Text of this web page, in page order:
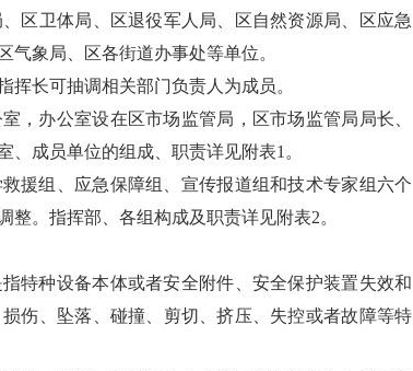
区卫体局、区退役军人局、区自然资源局、区应急
象局、区各街道办事处等单位。
长可抽调相关部门负责人为成员。
，办公室设在区市场监管局，区市场监管局局长、
成员单位的组成、职责详见附表1。
援组、应急保障组、宣传报道组和技术专家组六个
。指挥部、各组构成及职责详见附表2。
特种设备本体或者安全附件、安全保护装置失效和
伤、坠落、碰撞、剪切、挤压、失控或者故障等特